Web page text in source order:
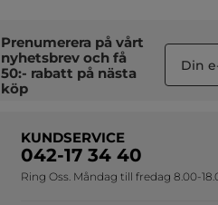
Prenumerera på vårt
nyhetsbrev och få
50:- rabatt på nästa
köp
KUNDSERVICE
042-17 34 40
Ring Oss. Måndag till fredag 8.00-